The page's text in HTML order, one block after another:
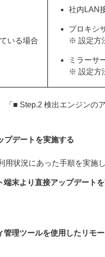
いる場合
社内LAN
プロキシ
※ 設定方
ミラーサ
※ 設定方
「■ Step.2 検出エンジン
プデートを実施する
用状況にあった手順を実施
端末より直接アップデート
管理ツールを使用したリモ